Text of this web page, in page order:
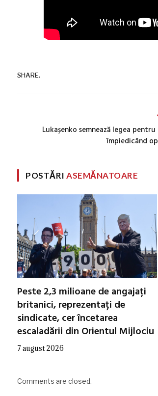
SHARE.
Lukașenko semnează legea
împiedicând
POSTĂRIASEMĂNATOARE
Peste 2,3 milioane de angajați
britanici, reprezentați de
sindicate, cer încetarea
escaladării din Orientul Mijlociu
7 august 2026
Comments are closed.